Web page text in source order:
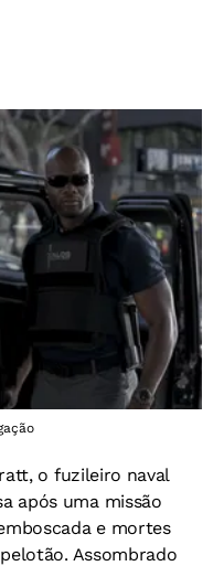
o fuzileiro naval
após uma missão
e mortes
Assombrado